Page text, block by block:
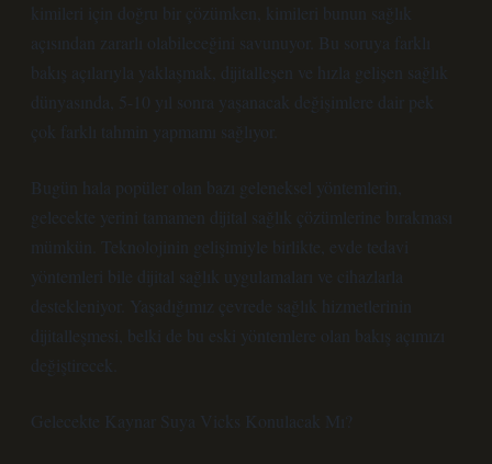
kimileri için doğru bir çözümken, kimileri bunun sağlık
açısından zararlı olabileceğini savunuyor. Bu soruya farklı
bakış açılarıyla yaklaşmak, dijitalleşen ve hızla gelişen sağlık
dünyasında, 5-10 yıl sonra yaşanacak değişimlere dair pek
çok farklı tahmin yapmamı sağlıyor.
Bugün hala popüler olan bazı geleneksel yöntemlerin,
gelecekte yerini tamamen dijital sağlık çözümlerine bırakması
mümkün. Teknolojinin gelişimiyle birlikte, evde tedavi
yöntemleri bile dijital sağlık uygulamaları ve cihazlarla
destekleniyor. Yaşadığımız çevrede sağlık hizmetlerinin
dijitalleşmesi, belki de bu eski yöntemlere olan bakış açımızı
değiştirecek.
Gelecekte Kaynar Suya Vicks Konulacak Mı?